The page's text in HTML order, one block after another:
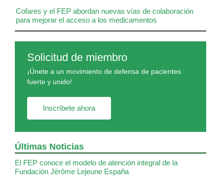
Cofares y el FEP abordan nuevas vías de colaboración
para mejorar el acceso a los medicamentos
Solicitud de miembro
¡Únete a un movimiento de defensa de pacientes
fuerte y unido!
Inscríbete ahora
Últimas Noticias
El FEP conoce el modelo de atención integral de la
Fundación Jérôme Lejeune España